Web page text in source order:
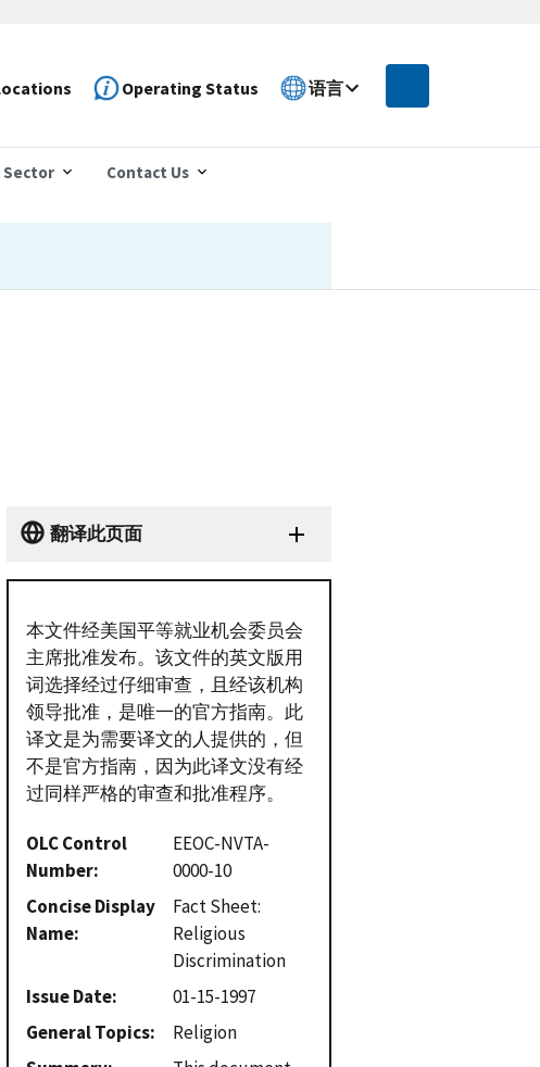
Operating Status 语言
Sector Contact Us
翻译此页面
本文件经美国平等就业机会委员会
主席批准发布。该文件的英文版用
词选择经过仔细审查，且经该机构
领导批准，是唯一的官方指南。此
译文是为需要译文的人提供的，但
不是官方指南，因为此译文没有经
过同样严格的审查和批准程序。
OLC Control
Number
EEOC-NVTA-
0000-10
Concise Display
Name
Fact Sheet:
Religious
Discrimination
Issue Date
01-15-1997
General Topics
Religion